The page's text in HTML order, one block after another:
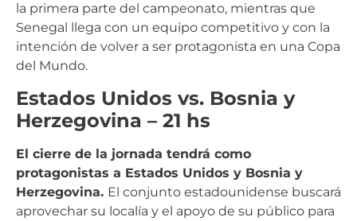
la primera parte del campeonato, mientras que
Senegal llega con un equipo competitivo y con la
intención de volver a ser protagonista en una Copa
del Mundo.
Estados Unidos vs. Bosnia y
Herzegovina – 21 hs
El cierre de la jornada tendrá como
protagonistas a Estados Unidos y Bosnia y
Herzegovina. El conjunto estadounidense buscará
aprovechar su localía y el apoyo de su público para